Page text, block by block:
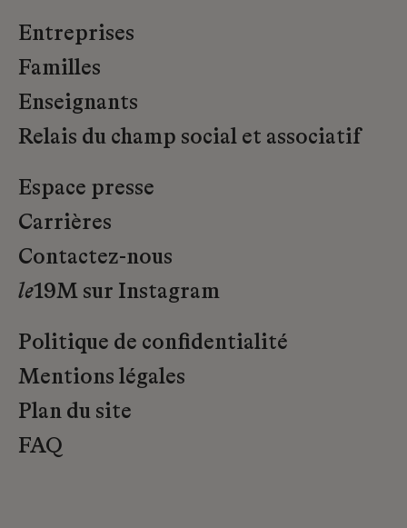
Entreprises
Familles
Enseignants
Relais du champ social et associatif
Espace presse
Carrières
Contactez-nous
le19M sur Instagram
Politique de confidentialité
Mentions légales
Plan du site
FAQ